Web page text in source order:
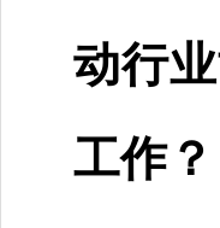
动行
工作？